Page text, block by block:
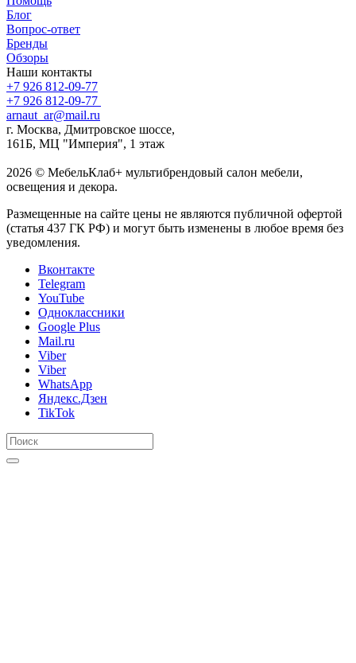
Блог
Вопрос-ответ
Бренды
Обзоры
Наши контакты
+7 926 812-09-77
+7 926 812-09-77
arnaut_ar@mail.ru
г. Москва, Дмитровское шоссе,
161Б, МЦ "Империя", 1 этаж
2026 © МебельКлаб+ мультибрендовый салон мебели,
освещения и декора.
Размещенные на сайте цены не являются публичной офертой
(статья 437 ГК РФ) и могут быть изменены в любое время без
уведомления.
Вконтакте
Telegram
YouTube
Одноклассники
Google Plus
Mail.ru
Viber
Viber
WhatsApp
Яндекс.Дзен
TikTok